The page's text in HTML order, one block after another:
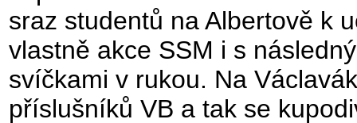
sraz studentů na Albertově k
vlastně akce SSM i s
svíčkami v rukou. Na
příslušníků VB a tak se